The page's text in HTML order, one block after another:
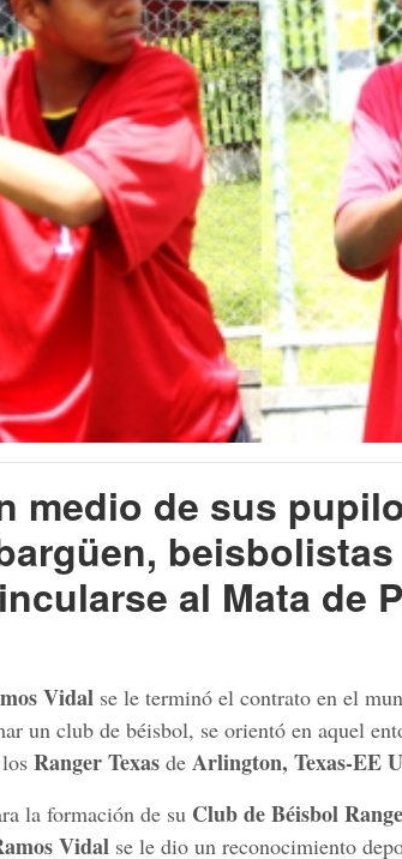
medio de sus
al Mata de
Vidal se le terminó el contrato en el
un club de béisbol, se orientó en aquel
Ranger Texas de Arlington, Texas-EE
la formación de su Club de Béisbol
Vidal se le dio un reconocimiento